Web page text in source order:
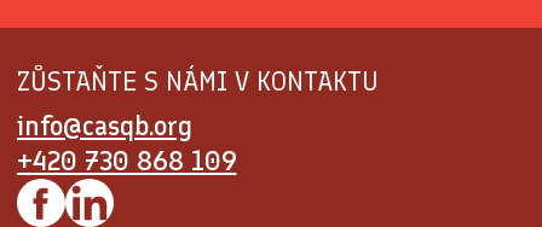
ZŮSTAŇTE S NÁMI V KONTAKTU
info@casqb.org
+420 730 868 109